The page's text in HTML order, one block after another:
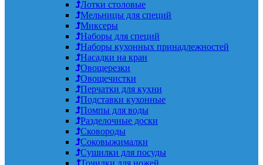
Лотки столовые
Мельницы для специй
Миксеры
Наборы для специй
Наборы кухонных принадлежностей
Насадки на кран
Овощерезки
Овощечистки
Перчатки для кухни
Подставки кухонные
Помпы для воды
Разделочные доски
Сковороды
Соковыжималки
Сушилки для посуды
Точилки для ножей